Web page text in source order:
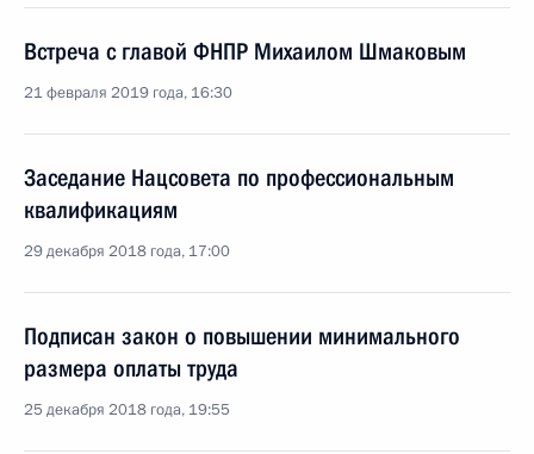
Встреча с главой ФНПР Михаилом Шмаковым
21 февраля 2019 года, 16:30
Заседание Нацсовета по профессиональным
квалификациям
29 декабря 2018 года, 17:00
Подписан закон о повышении минимального
размера оплаты труда
25 декабря 2018 года, 19:55